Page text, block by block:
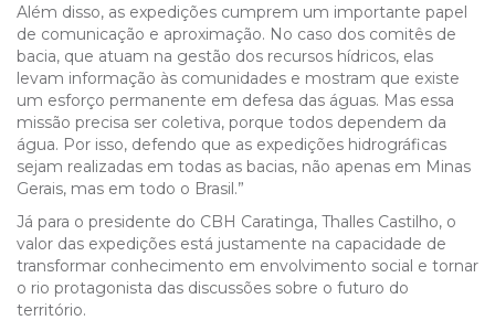
Além disso, as expedições cumprem um importante papel
de comunicação e aproximação. No caso dos comitês de
bacia, que atuam na gestão dos recursos hídricos, elas
levam informação às comunidades e mostram que existe
um esforço permanente em defesa das águas. Mas essa
missão precisa ser coletiva, porque todos dependem da
água. Por isso, defendo que as expedições hidrográficas
sejam realizadas em todas as bacias, não apenas em Minas
Gerais, mas em todo o Brasil.”
Já para o presidente do CBH Caratinga, Thalles Castilho, o
valor das expedições está justamente na capacidade de
transformar conhecimento em envolvimento social e tornar
o rio protagonista das discussões sobre o futuro do
território.